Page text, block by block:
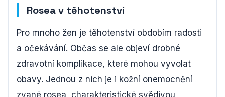
Rosea v těhotenství
Pro mnoho žen je těhotenství obdobím radosti
a očekávání. Občas se ale objeví drobné
zdravotní komplikace, které mohou vyvolat
obavy. Jednou z nich je i kožní onemocnění
zvané rosea, charakteristické svědivou